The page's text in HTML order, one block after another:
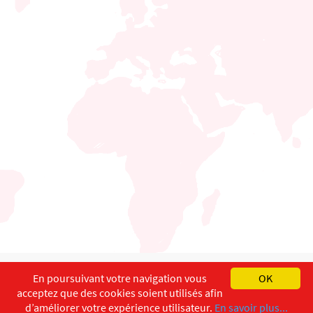
English Français
Copyright ©ISEC-AdW Impressum
OK
En poursuivant votre navigation vous
acceptez que des cookies soient utilisés afin
d’améliorer votre expérience utilisateur. En savoir plus...